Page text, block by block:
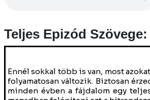
Teljes Epizód Szövege:
Ennél sokkal több is van, most azokat említem meg neked, amelyek a legtöbbször előfordulnak. 1.A fájdalom örökre megmarad – a fájdalom az folyamatosan változik. Biztosan érzed, hogy másképp fáj, más intenzitással, más erősséggel, mint a veszteséged elején. Minden hónapban, minden évben a fájdalom egy teljesen más képet fog alkotni a számodra, valójában ez akkor fog örökre megmaradni, hogyha elkezded magadban felépíteni ezt a hitrendszert, hogy a fájdalom örökre megmarad. Ez egy korlátozó hiedelem lesz és nem fogsz emiatt mögé látni, mi okozza a fájdalmadat. Sőt az is meglehet, hogy a fájdalmad emiatt a fel nem dolgozott volta miatt még erősödni is fog idővel. Ennek kapcsán láthatjuk azt, hogy nem elég a gyászév, nem elég, ha végig megyünk a gyászéven, mert nagyon sok esetben egy második vagy a harmadik év fájdalmasabb tud lenni, mint az első év. Másképp fog fájni, de bizony fájdalmas lesz. Ezért mondom, hogy dolgozni kell a veszteségeken, hogy megértsd mi okozza a fájdalmat, kezelni tudjad az érzelmeidet. Emiatt nem fogsz esetlegesen egyáltalán bele sem kezdeni a gyászfeldolgozásba vagy ha belekezdesz, akkor abbahagyod, vagy nem keresed folyamatosan a lehetőségeket, hogy hogyan lehet ezen dolgozni, mert azzal a hittel mész, hogy a fájdalom örökre megmarad. Én tényleg azt tudom mondani, hogy ez nem igaz, mivel saját magam is végig mentem ezen a folyamaton. Nem kell, hogy a fájdalom örökre megmaradjon, akkor fogod tudni, hogy dolgoztál a fájdalmon, hogyha ez a fájdalom teljes egészében szeretetté alakult. Amikor már csak szeretettel tudsz gondolni arra, akit elvesztettél és abban a fájdalomnak a legkisebb jele sincsen meg, akkor mondhatod azt, hogy felgyógyultál a gyászból. A gyerekek nem láthatják rajtad a fájdalmat. Ez egy elég nagy tévedés. Mit kellene látniuk rajtad, hogy Apa már nincs te meg minden érzelmi megrázkódtatás nélkül haladsz tovább. Így arra tanítjuk a gyerekeket, hogy nyomják el az érzéseiket. Ne lássák meg a valóságot. Sokkal jobb egy tiszta játék, hogy ez bizony fáj és nehéz, lássák nyugodtan, hogy összetörtél és azt is egy folyamatként utána, hogy ebből felállsz és megerősödsz. A fájdalmad eltakargatása helyett sokkal jobb a gyermekeid jövője szempontjából, ha azt látják, hogy elveszteni valakit nagyon fájdalmas, viszont ezen a fájdalom lehet dolgozni, ez megdolgozható, megfejlődhető és szeretetté alakítható. Lehet utána egy teljes életet élni. Te ezt mutatod-e a gyermekeidnek az utadon, vagy takargatod előlük, és nem a valóságot látják. 2. A hiány, az űr mindig érezhető